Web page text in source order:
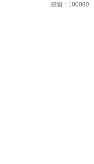
邮编：100080